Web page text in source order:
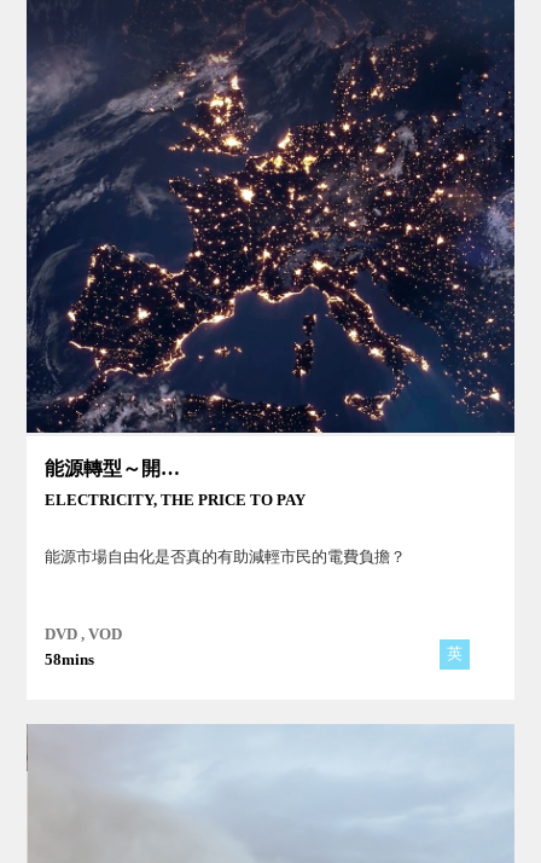
能源轉型～開放電力市場的代價
ELECTRICITY, THE PRICE TO PAY
能源市場自由化是否真的有助減輕市民的電費負擔？
DVD , VOD
58mins
英